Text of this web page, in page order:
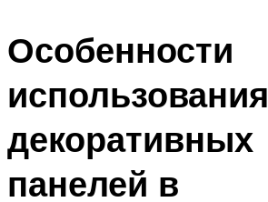
Особенности
использования
декоративных
панелей в